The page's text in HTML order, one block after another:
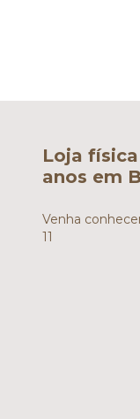
Loja
anos em
Venha
11